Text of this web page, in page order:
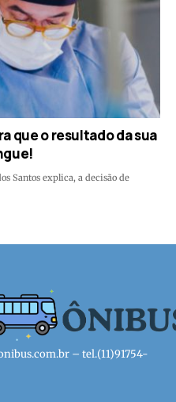
que o resultado da sua
Santos explica, a decisão de
– tel.(11)91754-